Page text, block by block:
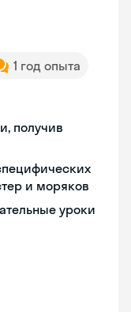
1 год опыта
получив
и моряков
уроки